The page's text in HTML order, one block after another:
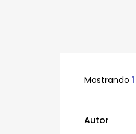
Mostrando 1
Autor